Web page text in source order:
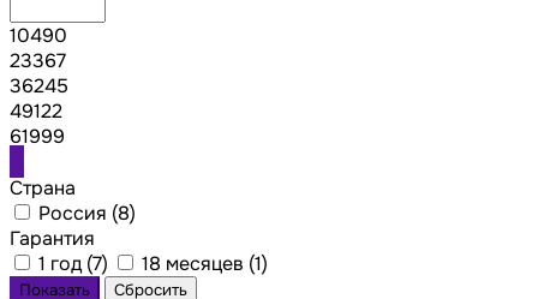
10490
23367
36245
49122
61999
Страна
Россия (8)
Гарантия
1 год (7) 18 месяцев (1)